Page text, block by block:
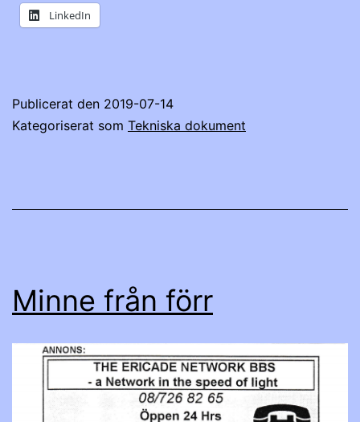
LinkedIn
Publicerat den 2019-07-14
Kategoriserat som Tekniska dokument
Minne från förr